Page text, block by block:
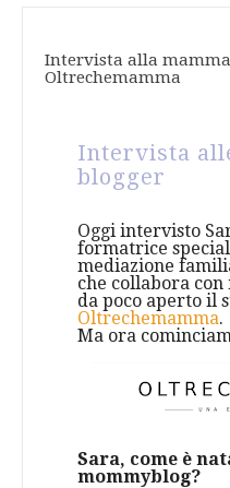
Intervista alla
Oltrechemamma
Intervista
blogger
Oggi intervisto
formatrice
mediazione
che collabora con
da poco aperto il
Oltrechemamma.
Ma ora
Sara, come è
mommyblog?